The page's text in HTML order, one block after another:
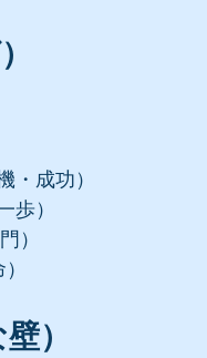
・成功）
歩）
）
）